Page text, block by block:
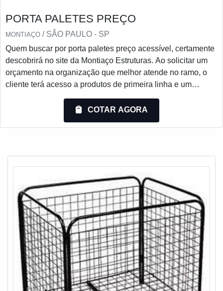
PORTA PALETES PREÇO
MONTIAÇO / SÃO PAULO - SP
Quem buscar por porta paletes preço acessível, certamente
descobrirá no site da Montiaço Estruturas. Ao solicitar um
orçamento na organização que melhor atende no ramo, o
cliente terá acesso a produtos de primeira linha e um
POUCO MAIS SOBRE PORTA PALETES PREÇO
JUSTOSe alguém quer achar porta paletes preço acessível
COTAR AGORA